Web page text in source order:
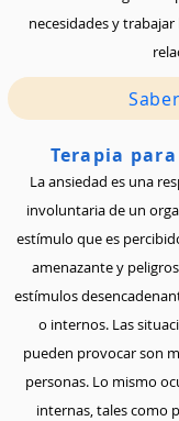
necesidades y
Terapia
La ansiedad es una
involuntaria de un
estímulo que es
amenazante y
estímulos
o internos. Las
pueden provocar son
personas. Lo mismo
internas, tales como